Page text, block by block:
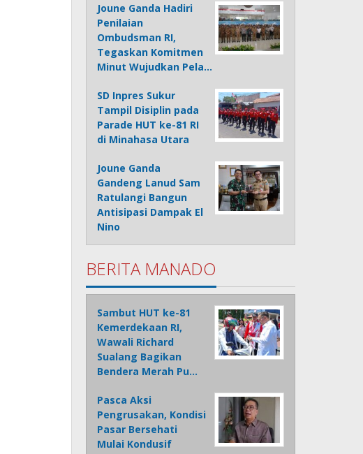
Joune Ganda Hadiri
Penilaian
Ombudsman RI,
Tegaskan Komitmen
Minut Wujudkan Pela…
SD Inpres Sukur
Tampil Disiplin pada
Parade HUT ke-81 RI
di Minahasa Utara
Joune Ganda
Gandeng Lanud Sam
Ratulangi Bangun
Antisipasi Dampak El
Nino
BERITA MANADO
Sambut HUT ke-81
Kemerdekaan RI,
Wawali Richard
Sualang Bagikan
Bendera Merah Pu…
Pasca Aksi
Pengrusakan, Kondisi
Pasar Bersehati
Mulai Kondusif